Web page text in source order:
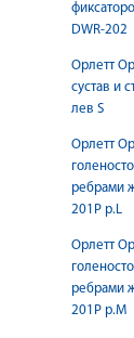
DWR-202
Орлетт
сустав и
лев S
Орлетт
ребрами
201P р.L
Орлетт
ребрами
201P р.M